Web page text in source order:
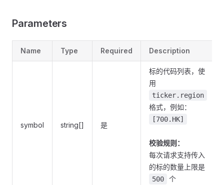
Parameters
Name Type Required Description
symbol string[] 是
标的代码列表，使
用
ticker.region
格式，例如：
[700.HK]
校验规则：
每次请求支持传入
的标的数量上限是
500 个